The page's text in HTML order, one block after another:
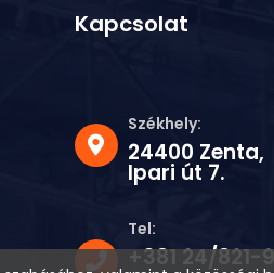
Kapcsolat
Székhely:
24400 Zenta,
Ipari út 7.
Tel:
+381 24/821-